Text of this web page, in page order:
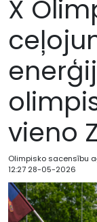
X
vieno
Olimpisko sacensību
12:27 28-05-2026